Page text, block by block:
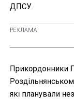
ДПСУ.
Прикордонники
які планували